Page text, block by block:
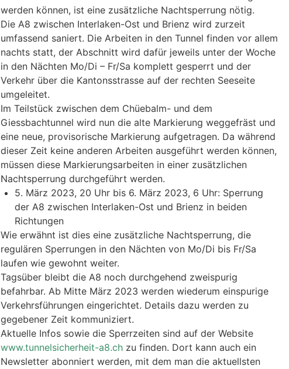
werden können, ist eine zusätzliche Nachtsperrung nötig.
Die A8 zwischen Interlaken-Ost und Brienz wird zurzeit
umfassend saniert. Die Arbeiten in den Tunnel finden vor allem
nachts statt, der Abschnitt wird dafür jeweils unter der Woche
in den Nächten Mo/Di – Fr/Sa komplett gesperrt und der
Verkehr über die Kantonsstrasse auf der rechten Seeseite
umgeleitet.
Im Teilstück zwischen dem Chüebalm- und dem
Giessbachtunnel wird nun die alte Markierung weggefräst und
eine neue, provisorische Markierung aufgetragen. Da während
dieser Zeit keine anderen Arbeiten ausgeführt werden können,
müssen diese Markierungsarbeiten in einer zusätzlichen
Nachtsperrung durchgeführt werden.
5. März 2023, 20 Uhr bis 6. März 2023, 6 Uhr: Sperrung
der A8 zwischen Interlaken-Ost und Brienz in beiden
Richtungen
Wie erwähnt ist dies eine zusätzliche Nachtsperrung, die
regulären Sperrungen in den Nächten von Mo/Di bis Fr/Sa
laufen wie gewohnt weiter.
Tagsüber bleibt die A8 noch durchgehend zweispurig
befahrbar. Ab Mitte März 2023 werden wiederum einspurige
Verkehrsführungen eingerichtet. Details dazu werden zu
gegebener Zeit kommuniziert.
Aktuelle Infos sowie die Sperrzeiten sind auf der Website
www.tunnelsicherheit-a8.ch zu finden. Dort kann auch ein
Newsletter abonniert werden, mit dem man die aktuellsten